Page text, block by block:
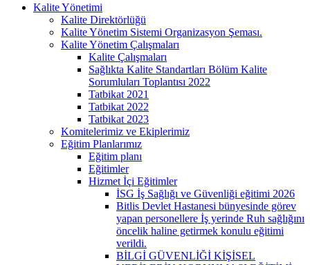
Kalite Yönetimi
Kalite Direktörlüğü
Kalite Yönetim Sistemi Organizasyon Şeması.
Kalite Yönetim Çalışmaları
Kalite Çalışmaları
Sağlıkta Kalite Standartları Bölüm Kalite
Sorumluları Toplantısı 2022
Tatbikat 2021
Tatbikat 2022
Tatbikat 2023
Komitelerimiz ve Ekiplerimiz
Eğitim Planlarımız
Eğitim planı
Eğitimler
Hizmet İçi Eğitimler
İSG İş Sağlığı ve Güvenliği eğitimi 2026
Bitlis Devlet Hastanesi bünyesinde görev
yapan personellere İş yerinde Ruh sağlığını
öncelik haline getirmek konulu eğitimi
verildi.
BİLGİ GÜVENLİĞİ KİŞİSEL